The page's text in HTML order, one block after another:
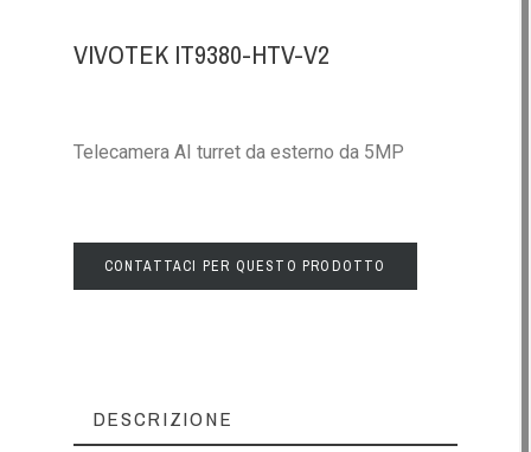
VIVOTEK IT9380-HTV-V2
Telecamera AI turret da esterno da 5MP
CONTATTACI PER QUESTO PRODOTTO
DESCRIZIONE